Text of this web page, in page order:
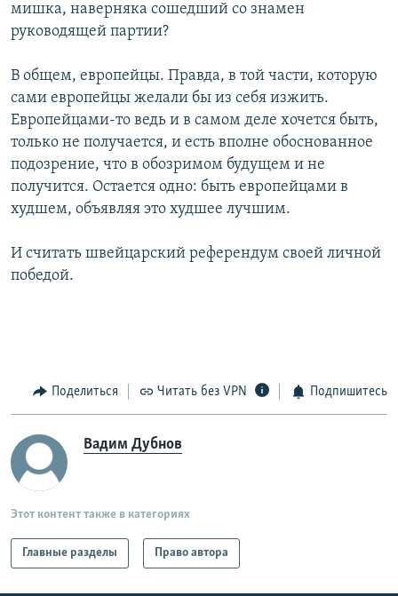
мишка, наверняка сошедший со знамен
руководящей партии?
В общем, европейцы. Правда, в той части, которую
сами европейцы желали бы из себя изжить.
Европейцами-то ведь и в самом деле хочется быть,
только не получается, и есть вполне обоснованное
подозрение, что в обозримом будущем и не
получится. Остается одно: быть европейцами в
худшем, объявляя это худшее лучшим.
И считать швейцарский референдум своей личной
победой.
Поделиться Читать без VPN Подпишитесь
Вадим Дубнов
Этот контент также в категориях
Главные разделы Право автора